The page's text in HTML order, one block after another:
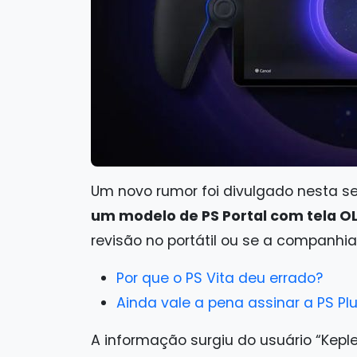
Um novo rumor foi divulgado nesta
um modelo de PS Portal com tela
revisão no portátil ou se a
Por que o PS Vita deu errado?
Ainda vale a pena assinar a PS
A informação surgiu do usuário